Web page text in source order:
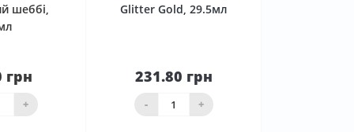
шеббі,
грн
+
Glitter Gold, 29.5мл
231.80 грн
- +
До
кошика